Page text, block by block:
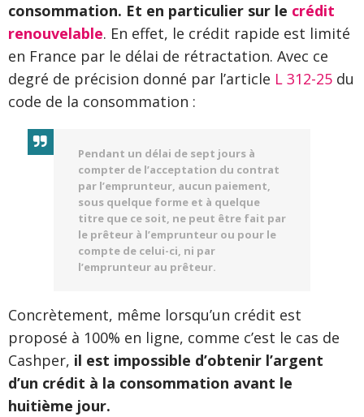
consommation. Et en particulier sur le crédit
renouvelable. En effet, le crédit rapide est limité
en France par le délai de rétractation. Avec ce
degré de précision donné par l’article L 312-25 du
code de la consommation :
Pendant un délai de sept jours à
compter de l’acceptation du contrat
par l’emprunteur, aucun paiement,
sous quelque forme et à quelque
titre que ce soit, ne peut être fait par
le prêteur à l’emprunteur ou pour le
compte de celui-ci, ni par
l’emprunteur au prêteur.
Concrètement, même lorsqu’un crédit est
proposé à 100% en ligne, comme c’est le cas de
Cashper, il est impossible d’obtenir l’argent
d’un crédit à la consommation avant le
huitième jour.